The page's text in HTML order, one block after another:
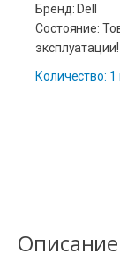
Бренд: Dell
Состояние:
эксплуатации!
Количество:
Описание